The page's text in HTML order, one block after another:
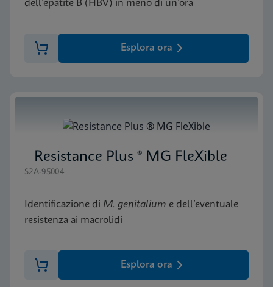
dell’epatite B (HBV) in meno di un’ora
Esplora ora
Resistance Plus ® MG FleXible
S2A-95004
Identificazione di M. genitalium e dell’eventuale
resistenza ai macrolidi
Esplora ora